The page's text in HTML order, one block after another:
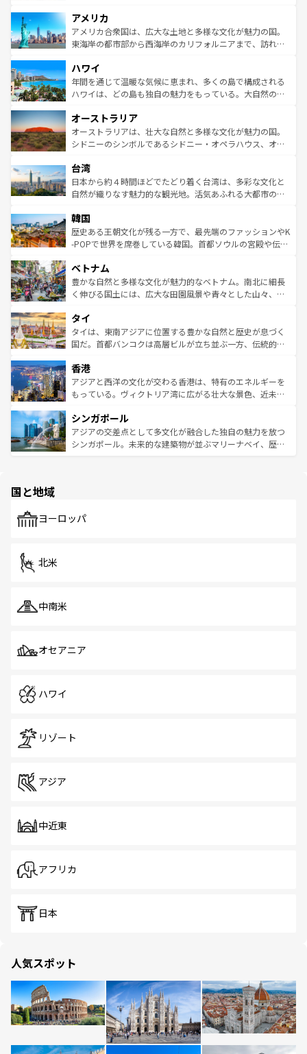
ンツ一覧を参照してほしい。
の建物がそのまま残る町や、スイスならではのユニークな
博物館もあり、アルプス観光だけでなく町歩きも満喫する
ことができる。国民の所得が高いため物価も高いが、旅行
ば市内交通費無料で観光を楽しむこともできる。 なお、新
着のスイス情報はコンテンツ一覧 を参照してほしい。
アメリカ
アメリカ合衆国は、広大な土地と多様な文化が魅力の国。
東海岸の都市部から西海岸のカリフォルニアまで、訪れる
のような巨大都市は、観光、ショッピング、エンターテイ
ンメントが詰まった刺激的なスポットだ。一方、アメリカ
西部には大自然が広がり、グランドキャニオンやイエロー
部のニューオーリンズでは、音楽と美食が融合した独特の
文化が魅力。旅行者はアメリカの各地域で異なる魅力を楽
しみながら、その多様性と豊かな歴史を感じることができ
ならではの贅沢な旅のスタイルだ。 なお、新着のアメリカ
情報はコンテンツ一覧を参照してほしい。
ハワイ
年間を通じて温暖な気候に恵まれ、多くの島で構成される
ハワイは、どの島も独自の魅力をもっている。大自然の神
ワイ島は見逃せない。また、定番の観光地といえばオアフ
島だが、静かな自然を求めるならマウイ島やカウアイ島が
おすすめ。エメラルドグリーンに輝く海をはじめ、豊かな
れるおもてなしの心で訪れる人々を迎えてくれるハワイの
人々、おいしいローカルフードやハワイアンミュージッ
ク、伝統的なフラダンスなど、すべてがハワイの魅力を彩
ワイを、存分に味わってほしい。 なお、新着のハワイ情報
はコンテンツ一覧を参照してほしい。
オーストラリア
オーストラリアは、壮大な自然と多様な文化が魅力の国。
シドニーのシンボルであるシドニー・オペラハウス、オー
リアリーフや大陸中央部にそびえるウルル（エアーズロッ
ク）、タスマニアの美しい原生林やケアンズの熱帯雨林な
ど、見どころがたくさん。また、カフェやワイン、オージ
いる。アクティビティも充実しており、サーフィンやダイ
ビング、ハイキングなど、アウトドア好きにはたまらな
い。オーストラリアの多彩な魅力を存分に味わいつくそ
参照してほしい。
台湾
日本から約４時間ほどでたどり着く台湾は、多彩な文化と
自然が織りなす魅力的な観光地。活気あふれる大都市の台
ン）、静ひつな山岳地帯である台湾東部など、都市の喧騒
と山間の静けさが共存しており、訪れる人に新しい発見と
驚きをもたらしてくれる。また、奥深い台湾の食文化も魅
容にもいいと評判のスイーツなど、バラエティ豊かな料理
が味わえる。 なお、新着の台湾情報は コンテンツ一覧を参
照してほしい。
韓国
歴史ある王朝文化が残る一方で、最先端のファッションやK
-POPで世界を席巻している韓国。首都ソウルの宮殿や伝統
き、地方に足を延ばせば四季折々の自然美を楽しむことが
できる。そして、キムチや焼肉、絶品のストリートフード
まで、さまざまな韓国料理が待っている。夜には、韓国な
リティに包まれながら、韓国の多彩な魅力を心ゆくまで味
わってみてほしい。 なお、新着の韓国情報はコンテンツ一
覧を参照してほしい。
ベトナム
豊かな自然と多様な文化が魅力的なベトナム。南北に細長
く伸びる国土には、広大な田園風景や青々とした山々、世
急速な発展と共に伝統が息づく。ハノイの古い町並みやホ
ーチミン市のフランス統治時代の建物も、独特の雰囲気を
醸し出している。また、バラエティの豊かさとおいしさで
とつ。フォーやバインミー、ベトナムコーヒーなどは、ぜ
ひ現地で味わいたい。どの地域を訪れてもあたたかい人々
が旅行者を迎えてくれるので、きっと忘れられない旅にな
参照してほしい。
タイ
タイは、東南アジアに位置する豊かな自然と歴史が息づく
国だ。首都バンコクは高層ビルが立ち並ぶ一方、伝統的な
の活気が交差している。北部ではチェンマイなどの山岳地
帯で自然と触れ合い、南部ではプーケットやクラビの美し
いビーチでリゾート気分を楽しむことができる。タイ料理
激する。気候は一年中温暖で、どの季節にも異なる楽しみ
が待っている。親しみやすいタイの人々、仏教を中心とし
た文化、そして多様な観光資源が、訪れる旅人を魅了し続
香港
アジアと西洋の文化が交わる香港は、特有のエネルギーを
もっている。ヴィクトリア湾に広がる壮大な景色、近未来
み、どこを訪れても感動するはず。観光スポットが密集し
ており、効率よく見どころを回れるのも魅力。息をのむよ
うな絶景から文化的な体験まで、香港を存分に楽しみ尽く
シンガポール
アジアの交差点として多文化が融合した独自の魅力を放つ
シンガポール。未来的な建築物が並ぶマリーナベイ、歴史
で、ホーカーズは地元の風情を楽しめる外せないスポット
国と地域
ヨーロッパ
北米
中南米
オセアニア
ハワイ
リゾート
アジア
中近東
アフリカ
日本
人気スポット